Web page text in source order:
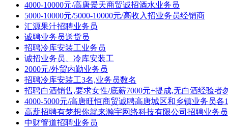
4000-10000元/高唐景天商贸诚招酒水业务员
5000-10000元/5000-10000元/高收入招业务员经销商
汇源果汁招聘业务员
诚聘业务员送货员
招聘冷库安装工业务员
诚招业务员、冷库安装工
2000元/外贸内勤业务员
招聘冷库安装工3名,业务员数名
招聘白酒销售,要求女性/底薪7000元+提成,无白酒经验者
4000-5000元/高唐旺恒商贸诚聘高唐城区和乡镇业务员各
高薪招聘有梦想你就来瀚宇网络科技有限公司招聘业务
中财管道招聘业务员